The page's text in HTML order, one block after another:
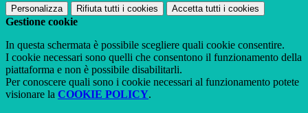
Personalizza Rifiuta tutti i cookies Accetta tutti i cookies
Gestione cookie
In questa schermata è possibile scegliere quali cookie consentire.
I cookie necessari sono quelli che consentono il funzionamento della
piattaforma e non è possibile disabilitarli.
Per conoscere quali sono i cookie necessari al funzionamento potete
visionare la COOKIE POLICY.